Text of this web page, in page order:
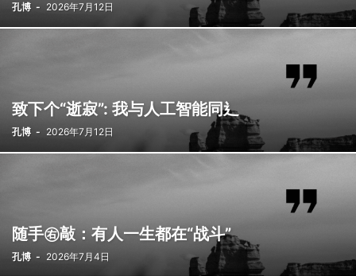
孔博 - 2026年7月12日
致下个“逝寂”: 我与人工智能同⻎
孔博 - 2026年7月12日
随手㊨敲：有人一生都在“战斗”
孔博 - 2026年7月4日